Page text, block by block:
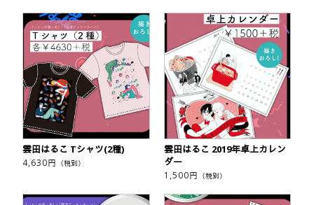
雲田はるこ Tシャツ(2種)
4,630円 （税別）
雲田はるこ 2019年卓上カレン
ダー
1,500円 （税別）